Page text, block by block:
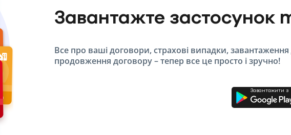
Завантажте застосунок
Все про ваші договори, страхові випадки, завантаження
продовження договору – тепер все це просто і зручно!
Завантажити з